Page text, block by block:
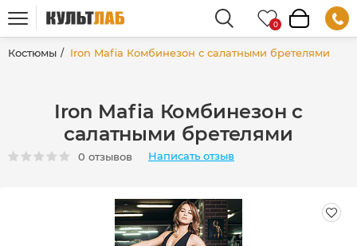
Костюмы Iron Mafia Комбинезон с салатными бретелями
Iron Mafia Комбинезон с
салатными бретелями
0 отзывов Написать отзыв